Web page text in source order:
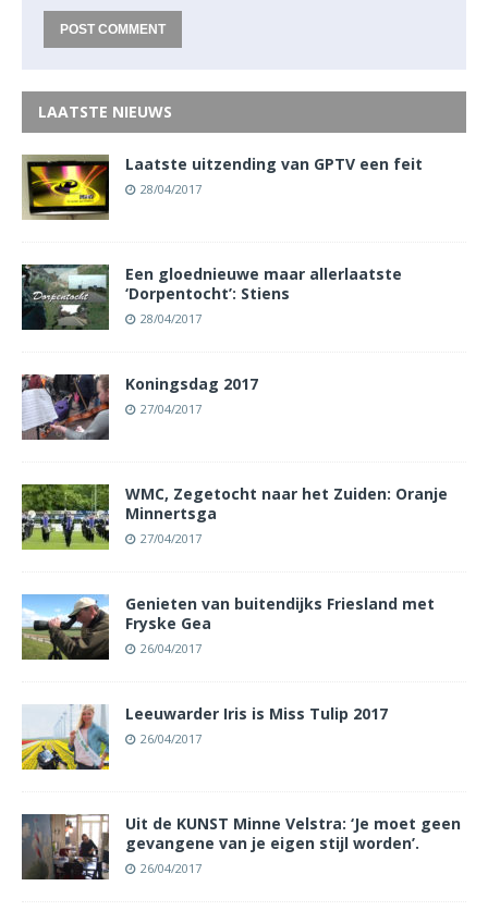
LAATSTE NIEUWS
Laatste uitzending van GPTV een feit
28/04/2017
Een gloednieuwe maar allerlaatste
‘Dorpentocht’: Stiens
28/04/2017
Koningsdag 2017
27/04/2017
WMC, Zegetocht naar het Zuiden: Oranje
Minnertsga
27/04/2017
Genieten van buitendijks Friesland met
Fryske Gea
26/04/2017
Leeuwarder Iris is Miss Tulip 2017
26/04/2017
Uit de KUNST Minne Velstra: ‘Je moet geen
gevangene van je eigen stijl worden’.
26/04/2017